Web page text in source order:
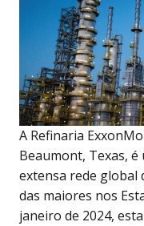
A Refinaria
Beaumont, Texas,
extensa rede global
das maiores nos
janeiro de 2024,